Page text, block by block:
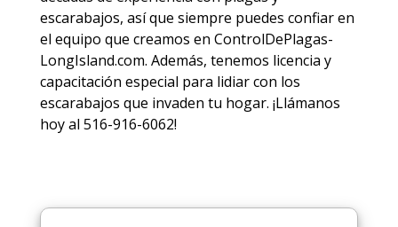
escarabajos, así que siempre puedes confiar en
el equipo que creamos en ControlDePlagas-
LongIsland.com. Además, tenemos licencia y
capacitación especial para lidiar con los
escarabajos que invaden tu hogar. ¡Llámanos
hoy al 516-916-6062!